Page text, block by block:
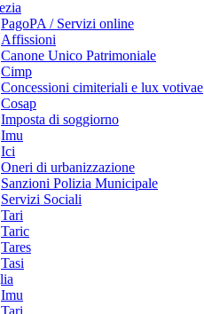
PagoPA / Servizi online
Affissioni
Canone Unico Patrimoniale
Cimp
Concessioni cimiteriali e lux votivae
Cosap
Imposta di soggiorno
Imu
Ici
Oneri di urbanizzazione
Sanzioni Polizia Municipale
Servizi Sociali
Tari
Taric
Tares
Tasi
Imu
Tari